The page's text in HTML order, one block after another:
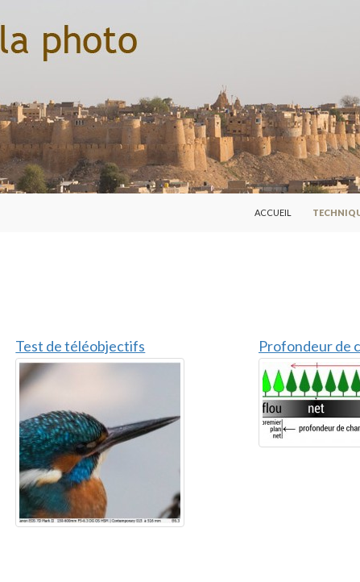
ACCUEIL
Test de téléobjectifs Profondeur de